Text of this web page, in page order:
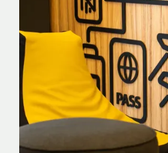
Cartão de crédito brasileiro
em dólar